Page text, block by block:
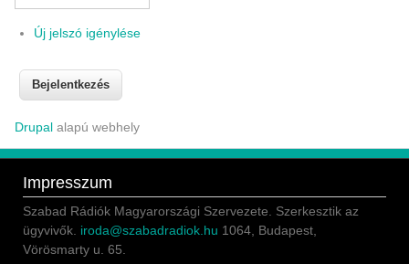
Új jelszó igénylése
Drupalalapú webhely
Impresszum
Szabad Rádiók Magyarországi Szervezete. Szerkesztik az
ügyvivők. iroda@szabadradiok.hu 1064, Budapest,
Vörösmarty u. 65.